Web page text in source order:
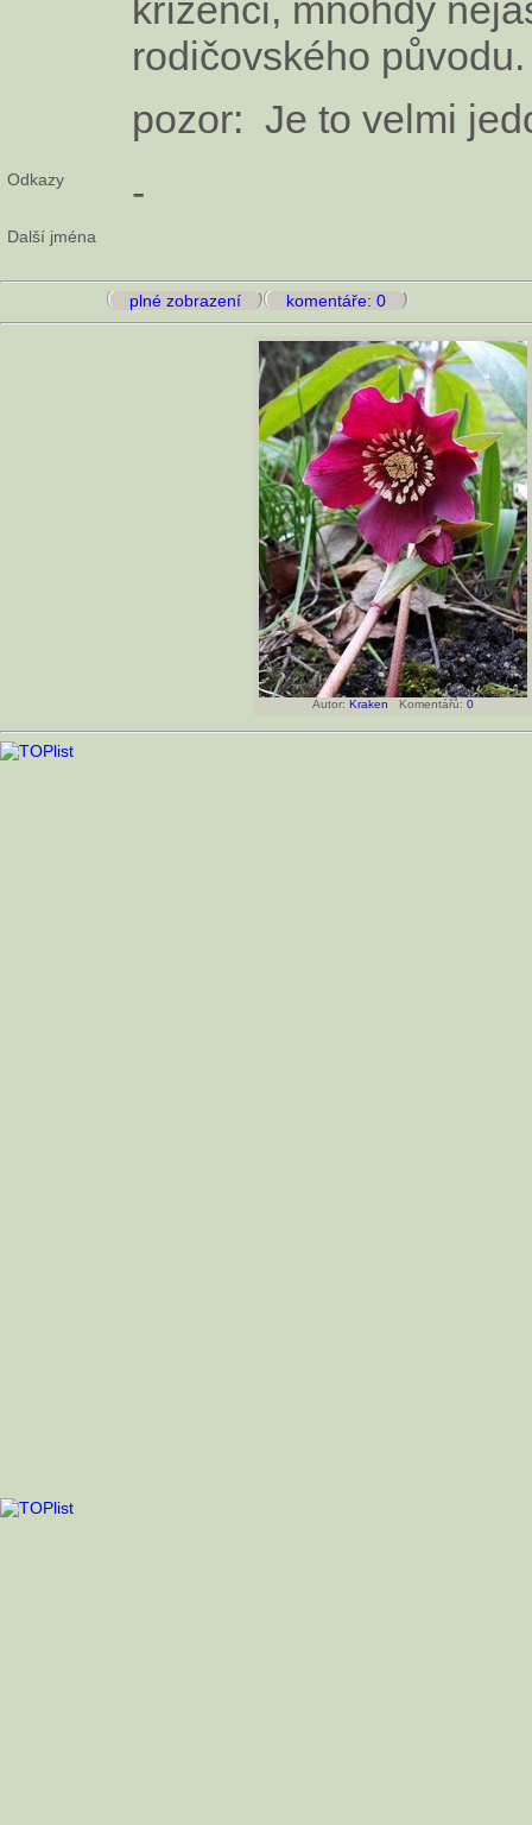
rodičovského původu.
pozor: Je to velmi
Odkazy -
Další jména